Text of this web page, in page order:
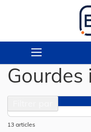
Gourdes
13 articles